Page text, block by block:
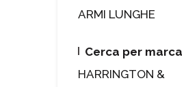
ARMI LUNGHE
Cerca per marca
HARRINGTON &